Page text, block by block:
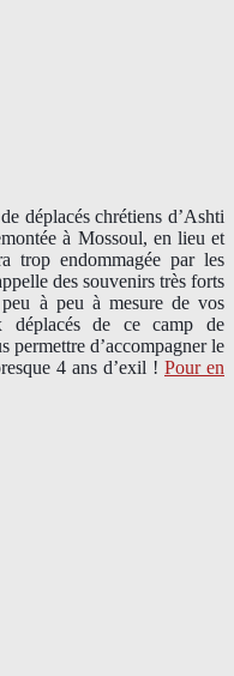
déplacés chrétiens d’Ashti
à Mossoul, en lieu et
trop endommagée par les
des souvenirs très forts
peu à peu à mesure de vos
déplacés de ce camp de
d’accompagner le
4 ans d’exil ! Pour en